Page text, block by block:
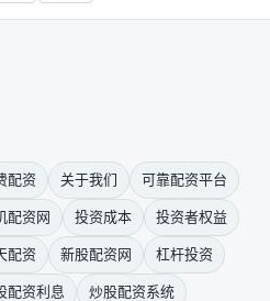
配资 关于我们 可靠配资平台
配资网 投资成本 投资者权益
配资 新股配资网 杠杆投资
配资利息 炒股配资系统